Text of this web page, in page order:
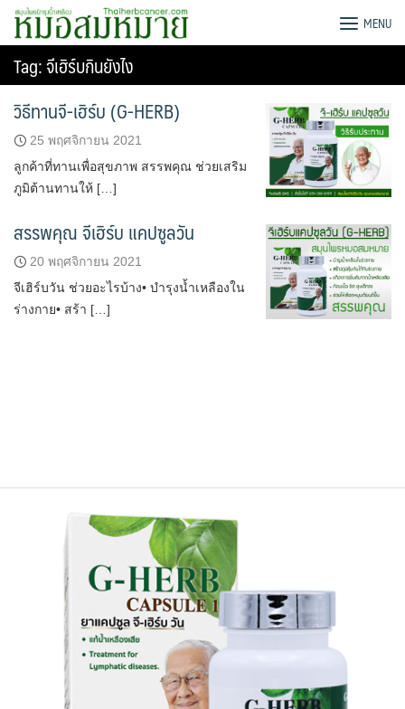
SkipG-HERB หมอสมหมาย MENU
Tag:จีเฮิร์บกินยังไง
วิธีทานจี-เฮิร์บ (G-HERB)
25 พฤศจิกายน 2021
ลูกค้าที่ทานเพื่อสุขภาพ สรรพคุณ ช่วยเสริม
ภูมิต้านทานให้ […]
สรรพคุณ จีเฮิร์บ แคปซูลวัน
20 พฤศจิกายน 2021
จีเฮิร์บวัน ช่วยอะไรบ้าง• บำรุงน้ำเหลืองใน
ร่างกาย• สร้า […]